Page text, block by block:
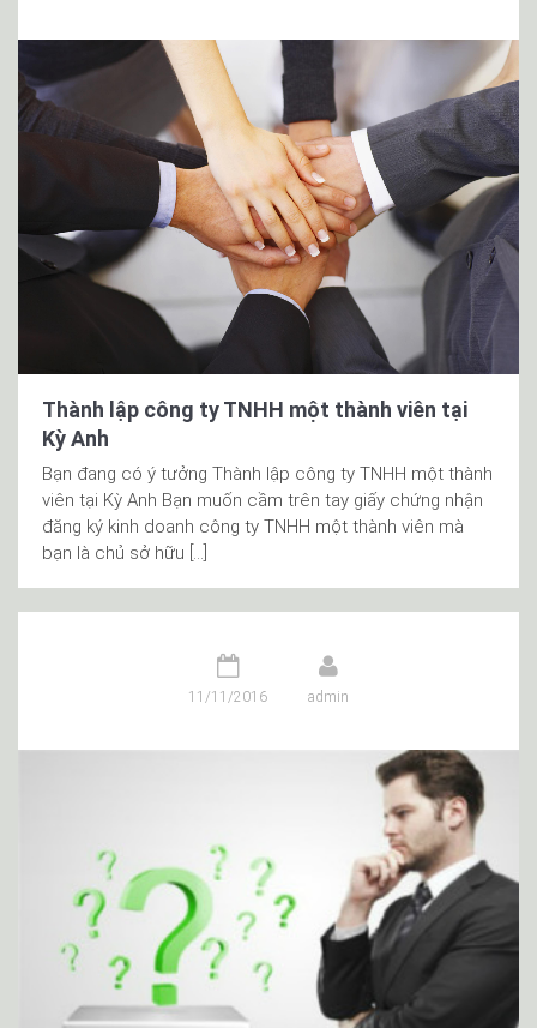
Thành lập công ty TNHH một thành viên tại
Kỳ Anh
Bạn đang có ý tưởng Thành lập công ty TNHH một thành
viên tại Kỳ Anh Bạn muốn cầm trên tay giấy chứng nhận
đăng ký kinh doanh công ty TNHH một thành viên mà
bạn là chủ sở hữu […]
11/11/2016 admin